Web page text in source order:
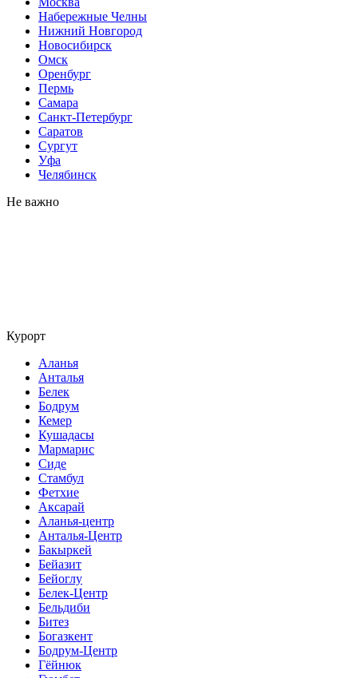
Набережные Челны
Нижний Новгород
Новосибирск
Омск
Оренбург
Пермь
Самара
Санкт-Петербург
Саратов
Сургут
Уфа
Челябинск
Не важно
Курорт
Аланья
Анталья
Белек
Бодрум
Кемер
Кушадасы
Мармарис
Сиде
Стамбул
Фетхие
Аксарай
Аланья-центр
Анталья-Центр
Бакыркей
Бейазит
Бейоглу
Белек-Центр
Бельдиби
Битез
Богазкент
Бодрум-Центр
Гёйнюк